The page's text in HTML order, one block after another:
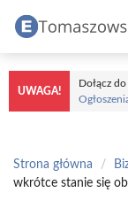
treści
UWAGA!
Dołącz
Strona główna /
wkrótce stanie się